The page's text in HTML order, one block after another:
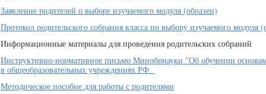
Заявление родителей о выборе изучаемого модуля (образец)
Протокол родительского собрания класса по выбору изучаемого модуля
Информационные материалы для проведения родительских собраний
Инструктивно-нормативное письмо Минобрнауки "Об обучении
в общеобразовательных учреждениях РФ
Методическое пособие для работы с родителями